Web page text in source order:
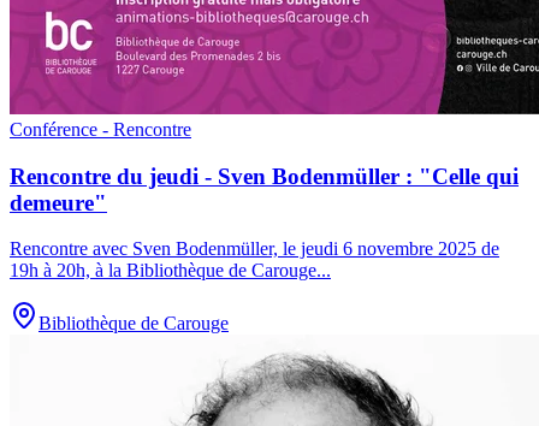
Conférence - Rencontre
Rencontre du jeudi - Sven Bodenmüller : "Celle qui
demeure"
Rencontre avec Sven Bodenmüller, le jeudi 6 novembre 2025 de
19h à 20h, à la Bibliothèque de Carouge...
Bibliothèque de Carouge